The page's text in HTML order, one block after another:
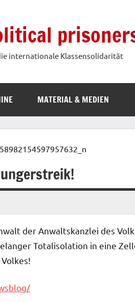
internationale Klassensolidarität
MATERIAL & MEDIEN
der Anwaltskanzlei des
Totalisolation in eine